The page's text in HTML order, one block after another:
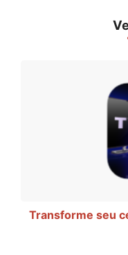
Transforme seu